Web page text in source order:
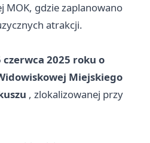
MOK, gdzie zaplanowano
atrakcji.
czerwca 2025 roku o
Miejskiego
, zlokalizowanej przy